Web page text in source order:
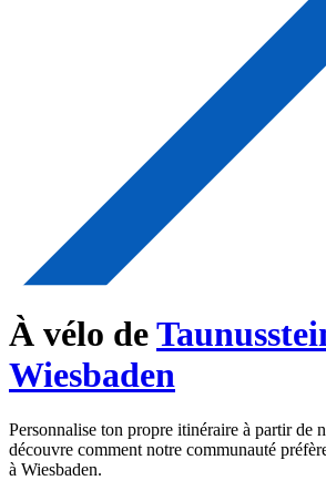
À vélo de
Wiesbaden
Personnalise ton propre itinéraire à partir de
découvre comment notre communauté
à Wiesbaden.